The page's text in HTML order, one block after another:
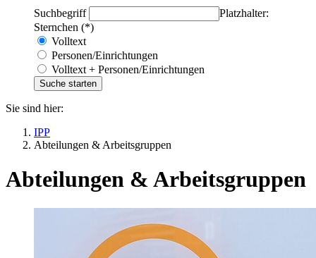
Suchbegriff
Platzhalter:
Sternchen (*)
Volltext
Personen/Einrichtungen
Volltext + Personen/Einrichtungen
Sie sind hier:
IPP
Abteilungen & Arbeitsgruppen
Abteilungen & Arbeitsgruppen